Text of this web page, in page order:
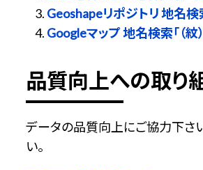
Geoshapeリポジトリ 地名検
Googleマップ 地名検索「（紋
品質向上への取り
データの品質向上にご協力下さ
い。